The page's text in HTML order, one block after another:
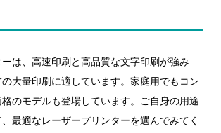
は、高速印刷と高品質な文字印刷が強み
大量印刷に適しています。家庭用でもコン
のモデルも登場しています。ご自身の用途
最適なレーザープリンターを選んでみてく